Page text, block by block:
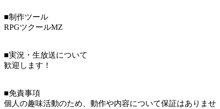
■制作ツール
RPGツクールMZ
■実況・生放送について
歓迎します！
■免責事項
個人の趣味活動のため、動作や内容について保証はありませ